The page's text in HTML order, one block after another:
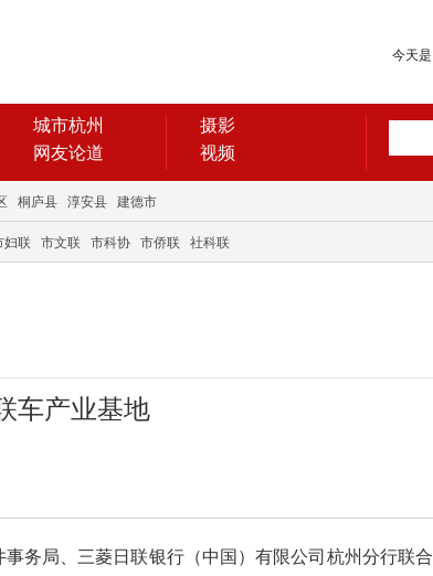
今天是
城市杭州
网友论道
摄影
视频
桐庐县 淳安县 建德市
妇联 市文联 市科协 市侨联 社科联
车产业基地
务局、三菱日联银行（中国）有限公司杭州分行联合